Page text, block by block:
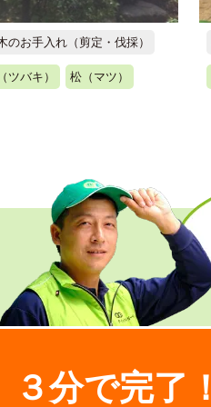
のお手入れ（剪定・伐採）
ツバキ） 松（マツ）
３分で完了！